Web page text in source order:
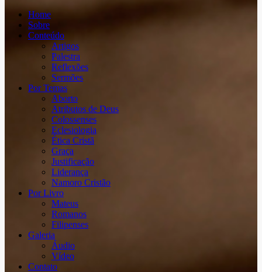
Home
Sobre
Conteúdo
Artigos
Palestra
Reflexões
Sermões
Por Temas
Aborto
Atributos de Deus
Colossenses
Eclesiologia
Ética Cristã
Graça
Justificação
Liderança
Namoro Cristão
Por Livro
Mateus
Romanos
Filipenses
Galeria
Áudio
Vídeo
Contato